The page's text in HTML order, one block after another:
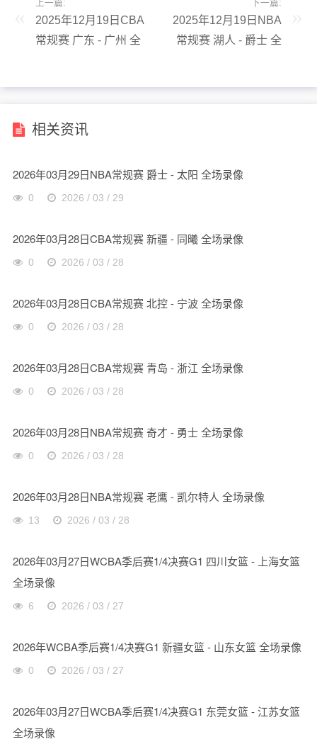
上一篇:
2025年12月19日CBA
常规赛 广东 - 广州 全
下一篇:
2025年12月19日NBA
常规赛 湖人 - 爵士 全
相关资讯
2026年03月29日NBA常规赛 爵士 - 太阳 全场录像
0 2026 / 03 / 29
2026年03月28日CBA常规赛 新疆 - 同曦 全场录像
0 2026 / 03 / 28
2026年03月28日CBA常规赛 北控 - 宁波 全场录像
0 2026 / 03 / 28
2026年03月28日CBA常规赛 青岛 - 浙江 全场录像
0 2026 / 03 / 28
2026年03月28日NBA常规赛 奇才 - 勇士 全场录像
0 2026 / 03 / 28
2026年03月28日NBA常规赛 老鹰 - 凯尔特人 全场录像
13 2026 / 03 / 28
2026年03月27日WCBA季后赛1/4决赛G1 四川女篮 - 上海女篮
全场录像
6 2026 / 03 / 27
2026年WCBA季后赛1/4决赛G1 新疆女篮 - 山东女篮 全场录像
0 2026 / 03 / 27
2026年03月27日WCBA季后赛1/4决赛G1 东莞女篮 - 江苏女篮
全场录像